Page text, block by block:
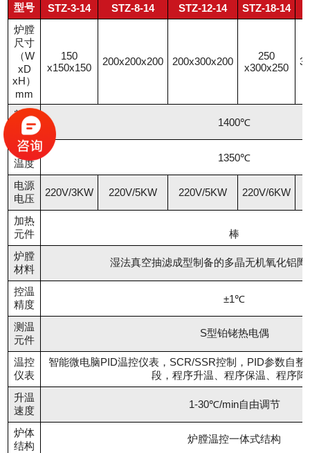
型号 STZ-3-14 STZ-8-14 STZ-12-14 STZ-18-14
炉膛
尺寸
（W
xD
xH）
mm
150
x150x150
200x200x200 200x300x200
250
x300x250
额定
温度
1400℃
工作
温度
1350℃
电源
电压
220V/3KW 220V/5KW 220V/5KW 220V/6KW
加热
元件
棒
炉膛
材料
湿法真空抽滤成型制备的多晶无机氧化铝
控温
精度
±1℃
测温
元件
S型铂铑热电偶
温控
仪表
智能微电脑PID温控仪表，SCR/SSR控制，PID参数自
段，程序升温、程序保温、程序降
升温
速度
1-30℃/min自由调节
炉体
结构
炉膛温控一体式结构